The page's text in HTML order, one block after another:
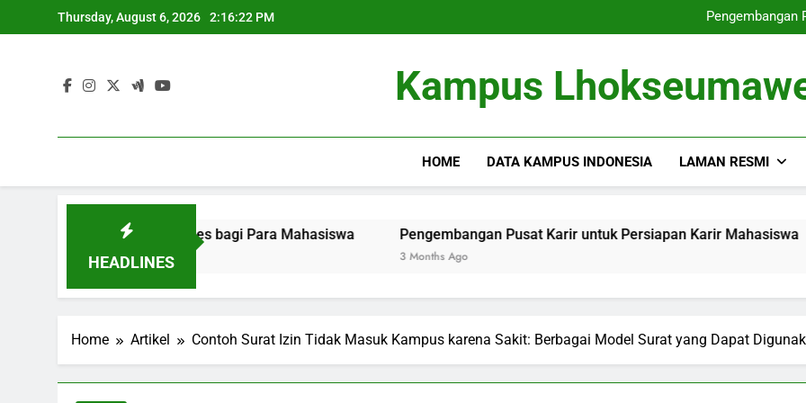
to
Thursday, August 6, 2026 2:16:23 PM
Pengembangan
Pengembangan
Kampus
HOME DATA KAMPUS INDONESIA LAMAN RESMI
HEADLINES
Strategi Sukses bagi Para Mahasiswa Pengembangan Pusat Karir untuk Persiapan Karir Mahasiswa
Home Artikel Contoh Surat Izin Tidak Masuk Kampus karena Sakit: Berbagai Model Surat yang Dapat